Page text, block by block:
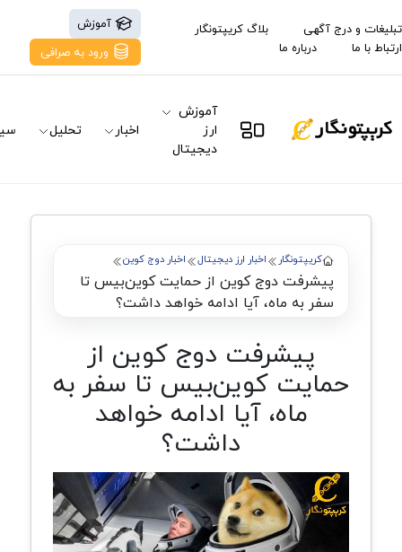
تبلیغات و درج آگهی
بلاگ کریپتونگار
ارتباط با ما
درباره ما
آموزش
ورود به صرافی
آموزش
ارز
دیجیتال
اخبار تحلیل
کریپتونگار اخبار ارز دیجیتال اخبار دوج کوین
پیشرفت دوج کوین از حمایت کوین‌بیس تا
سفر به ماه، آیا ادامه خواهد داشت؟
پیشرفت دوج کوین از
حمایت کوین‌بیس تا سفر به
ماه، آیا ادامه خواهد
داشت؟